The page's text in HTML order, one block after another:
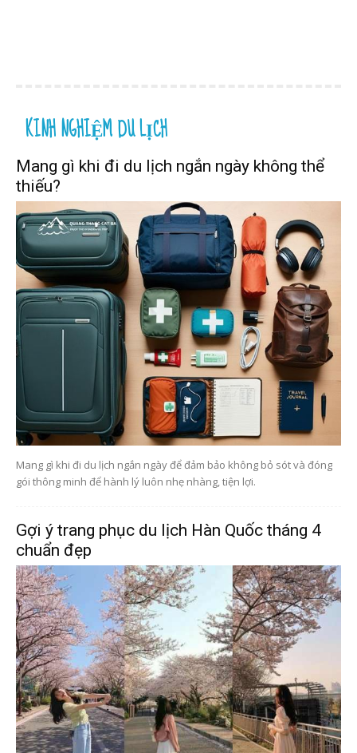
KINH NGHIỆM DU LỊCH
Mang gì khi đi du lịch ngắn ngày không thể
thiếu?
Mang gì khi đi du lịch ngắn ngày để đảm bảo không bỏ sót và đóng
gói thông minh để hành lý luôn nhẹ nhàng, tiện lợi.
Gợi ý trang phục du lịch Hàn Quốc tháng 4
chuẩn đẹp